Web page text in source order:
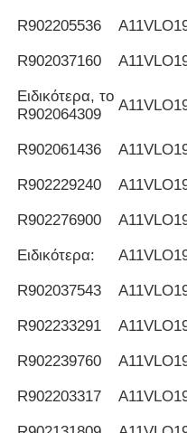
R902205536
R902037160
Ειδικότερα, το
R902064309
R902061436
R902229240
R902276900
Ειδικότερα:
R902037543
R902233291
R902239760
R902203317